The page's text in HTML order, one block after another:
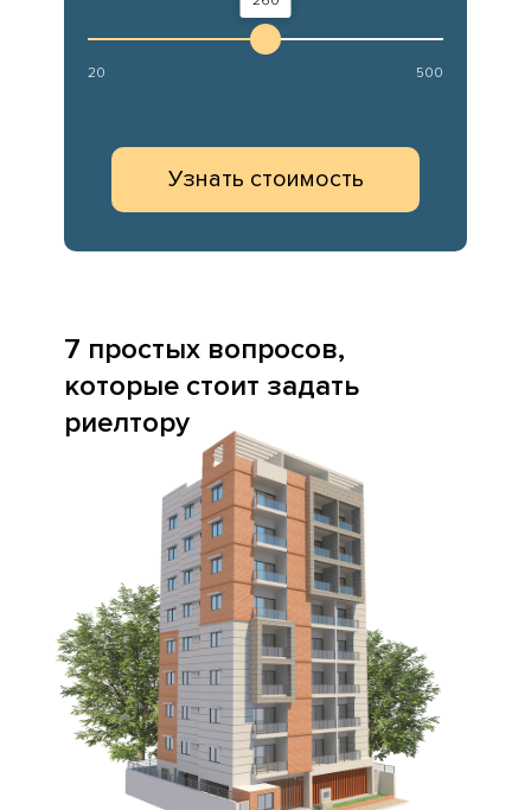
20 500
Узнать стоимость
7 простых вопросов,
которые стоит задать
риелтору